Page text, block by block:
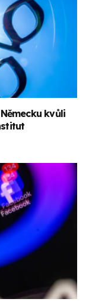
kvůli